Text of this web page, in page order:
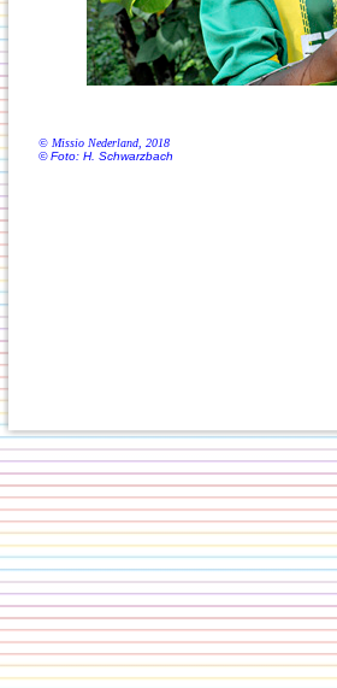
© Missio Nederland, 2018
© Foto: H. Schwarzbach